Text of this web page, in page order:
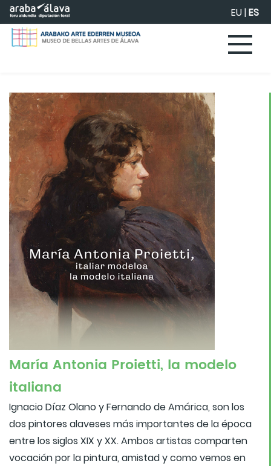
Saltar al contenido principal EU|ES
María Antonia Proietti, la modelo
italiana
Ignacio Díaz Olano y Fernando de Amárica, son los
dos pintores alaveses más importantes de la época
entre los siglos XIX y XX. Ambos artistas comparten
vocación por la pintura, amistad y como vemos en